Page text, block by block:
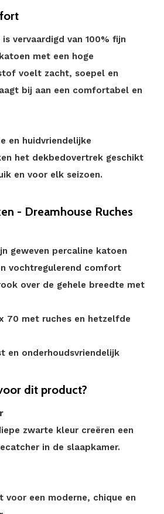
vervaardigd van 100% fijn
met een hoge
voelt zacht, soepel en
bij aan een comfortabel en
en huidvriendelijke
het dekbedovertrek geschikt
en voor elk seizoen.
- Dreamhouse Ruches
geweven percaline katoen
vochtregulerend comfort
over de gehele breedte met
70 met ruches en hetzelfde
en onderhoudsvriendelijk
dit product?
zwarte kleur creëren een
in de slaapkamer.
voor een moderne, chique en